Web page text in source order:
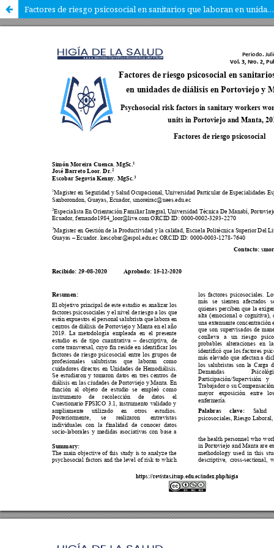
Factores de riesgo psicosocial en sanitarios que laboran en unidades de diálisis en Portoviejo y Manta, 2019